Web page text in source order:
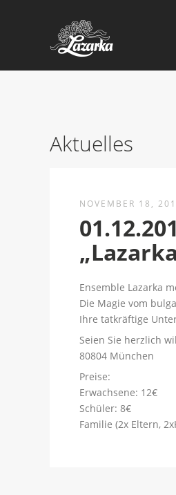
Aktuelles
NOVEMBER 18,
Ensemble Lazarka
Die Magie vom
Ihre tatkräftige
Seien Sie herzlich
80804 München
Preise:
Erwachsene: 12€
Schüler: 8€
Familie (2x Eltern,